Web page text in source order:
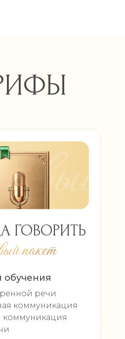
ГОВОРИТЬ
пакет
речи
коммуникация
коммуникация
обучения